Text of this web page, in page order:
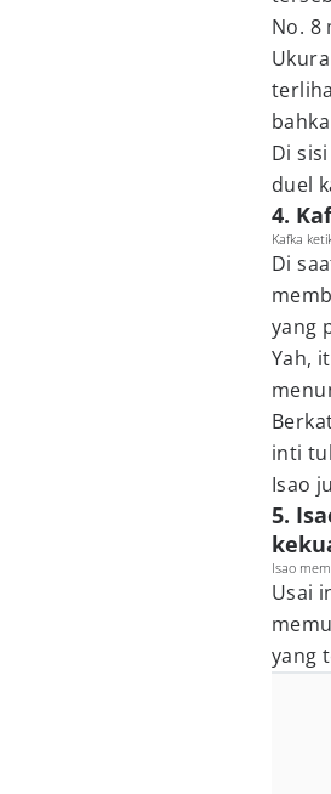
No. 8
Di
duel
4.
Kafka
Di
yang
Yah,
inti
Isao
5.
Isao
Usai
yang